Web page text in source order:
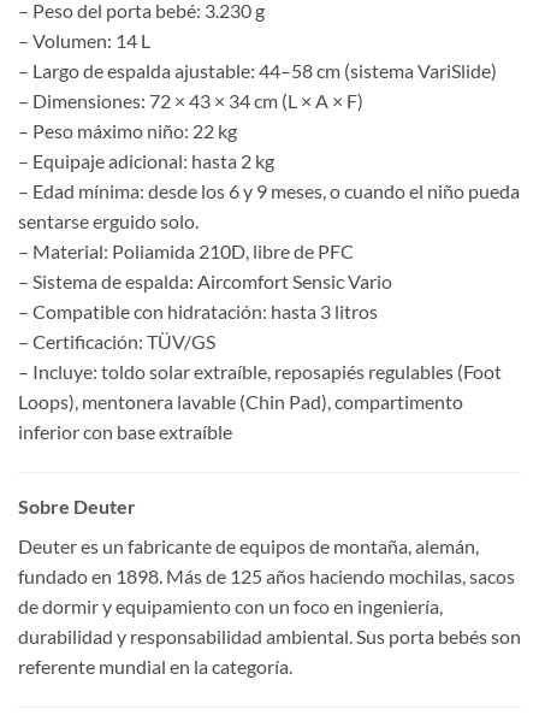
– Peso del porta bebé: 3.230 g
– Volumen: 14 L
– Largo de espalda ajustable: 44–58 cm (sistema VariSlide)
– Dimensiones: 72 × 43 × 34 cm (L × A × F)
– Peso máximo niño: 22 kg
– Equipaje adicional: hasta 2 kg
– Edad mínima: desde los 6 y 9 meses, o cuando el niño pueda
sentarse erguido solo.
– Material: Poliamida 210D, libre de PFC
– Sistema de espalda: Aircomfort Sensic Vario
– Compatible con hidratación: hasta 3 litros
– Certificación: TÜV/GS
– Incluye: toldo solar extraíble, reposapiés regulables (Foot
Loops), mentonera lavable (Chin Pad), compartimento
inferior con base extraíble
Sobre Deuter
Deuter es un fabricante de equipos de montaña, alemán,
fundado en 1898. Más de 125 años haciendo mochilas, sacos
de dormir y equipamiento con un foco en ingeniería,
durabilidad y responsabilidad ambiental. Sus porta bebés son
referente mundial en la categoría.